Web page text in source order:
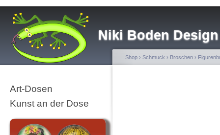
Niki Boden Design
Art-Dosen
Kunst an der Dose
Shop › Schmuck › Broschen ›